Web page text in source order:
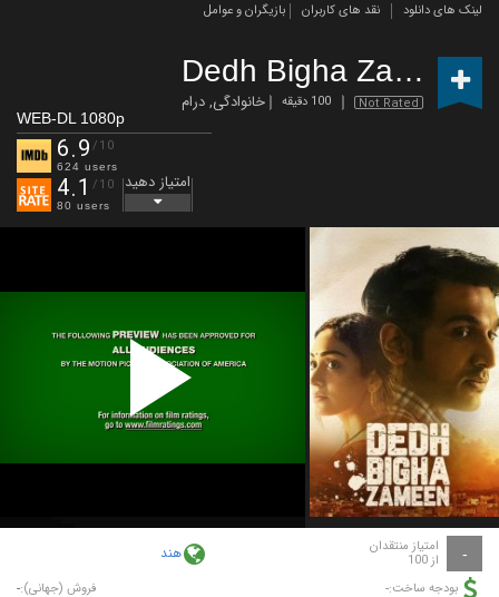
لینک های دانلود نقد های کاربران بازیگران و عوامل
Dedh Bigha Zameen
Not Rated 100 دقیقه خانوادگی,درام
WEB-DL 1080p
6.9 /10
624 users
4.1 /10
80 users
امتیاز دهید
Play
- امتیاز منتقدان
از 100 هند
بودجه ساخت:- فروش (جهانی):-